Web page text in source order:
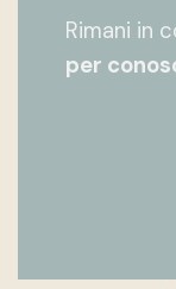
Rimani in
per